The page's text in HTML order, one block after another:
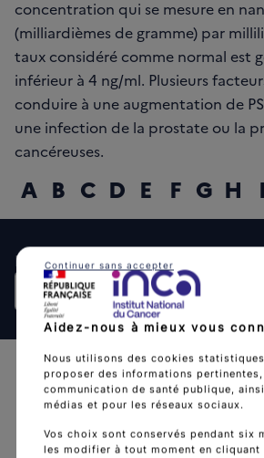
concentration qui se mesure en
(milliardièmes de gramme) par
taux considéré comme normal est
inférieur à 4 ng/ml. Plusieurs
conduire à une augmentation de
une infection de la prostate ou la
cancéreuses.
A B C D E F G H I
Rechercher un mot
Aidez-nous à mieux vous
Nous utilisons des cookies
proposer des informations
communication de santé publique,
médias et pour les réseaux sociaux.
Vos choix sont conservés pendant six
les modifier à tout moment en cliquant
Continuer sans accepter